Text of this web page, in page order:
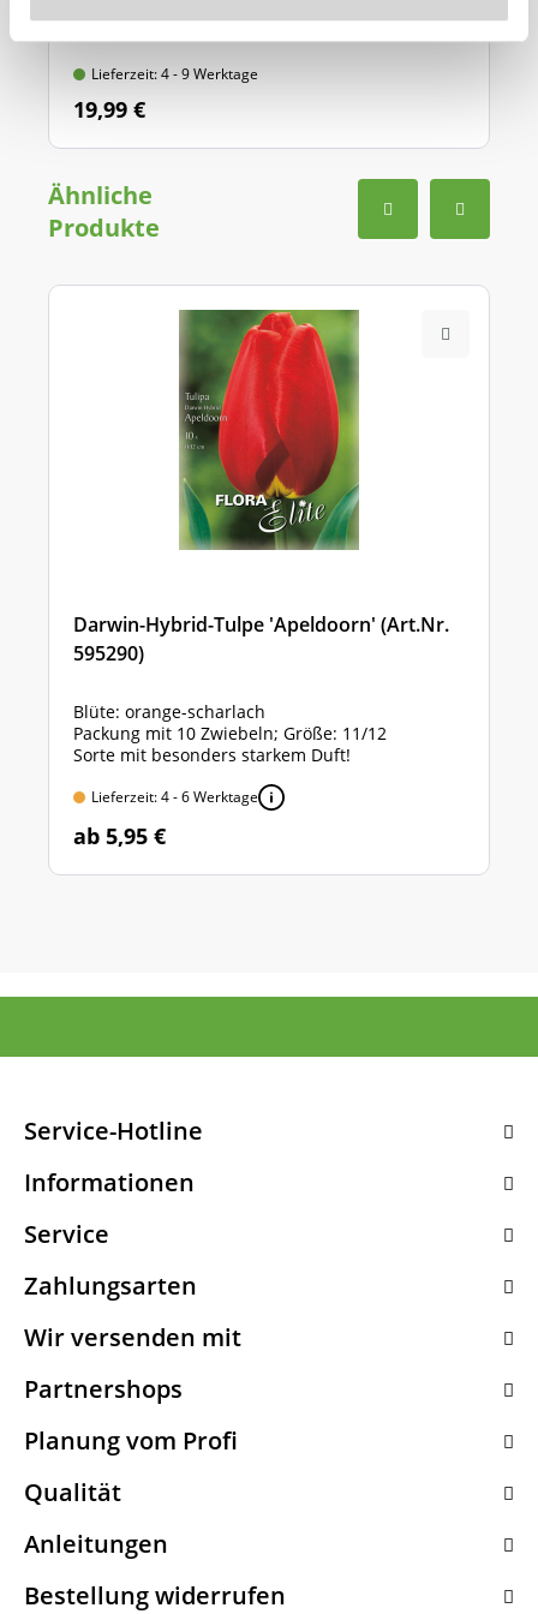
Lieferzeit: 4 - 9 Werktage
19,99 €
Ähnliche
Produkte
Darwin-Hybrid-Tulpe 'Apeldoorn' (Art.Nr.
595290)
Blüte: orange-scharlach
Packung mit 10 Zwiebeln; Größe: 11/12
Sorte mit besonders starkem Duft!
Lieferzeit: 4 - 6 Werktage
ab 5,95 €
Service-Hotline
Informationen
Service
Zahlungsarten
Wir versenden mit
Partnershops
Planung vom Profi
Qualität
Anleitungen
Bestellung widerrufen